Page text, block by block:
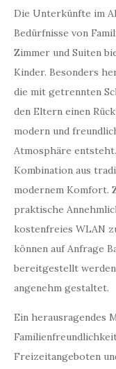
Die Unterkünfte im
Bedürfnisse von
Zimmer und Suiten
Kinder. Besonders
die mit getrennten
den Eltern einen
modern und
Atmosphäre
Kombination aus
modernem Komfort.
praktische
kostenfreies WLAN
können auf Anfrage
bereitgestellt
angenehm gestaltet.
Ein herausragendes
Freizeitangeboten